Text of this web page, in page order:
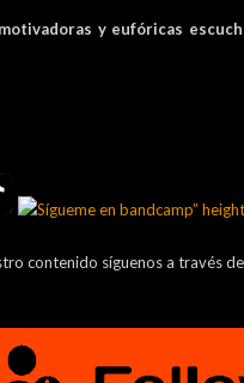
y eufóricas
contenido síguenos a través